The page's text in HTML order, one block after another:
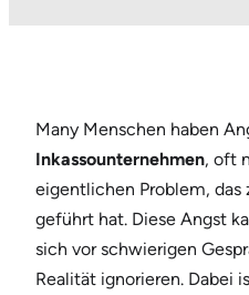
Many Menschen haben
Inkassounternehmen, oft
eigentlichen Problem, das
geführt hat. Diese Angst
sich vor schwierigen
Realität ignorieren. Dabei